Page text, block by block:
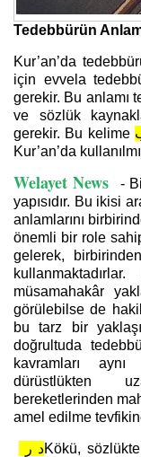
Tedebbürün
Kur’an’da
için evvela
gerekir. Bu anlamı
ve sözlük
gerekir. Bu kelime
Kur’an’da
Welayet News
-
yapısıdır. Bu ikisi
anlamlarını
önemli bir role
gelerek,
müsamahakâr
görülebilse de
bu tarz bir
doğrultuda
kavramları
dürüstlükten
bereketlerinden
amel edilme
د رKökü,